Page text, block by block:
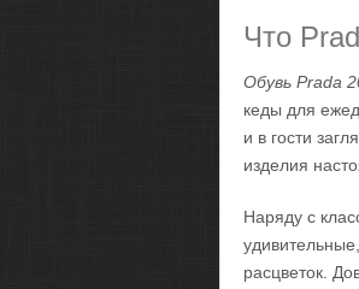
Что
Обувь Prada
кеды для
и в гости
изделия
Наряду с
расцветок.